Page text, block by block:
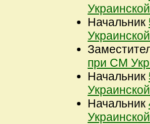
Начальник
при СМ
Начальник
Начальник